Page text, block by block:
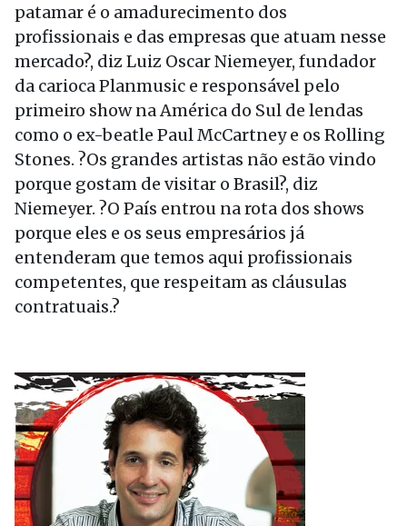
patamar é o amadurecimento dos
profissionais e das empresas que atuam nesse
mercado?, diz Luiz Oscar Niemeyer, fundador
da carioca Planmusic e responsável pelo
primeiro show na América do Sul de lendas
como o ex-beatle Paul McCartney e os Rolling
Stones. ?Os grandes artistas não estão vindo
porque gostam de visitar o Brasil?, diz
Niemeyer. ?O País entrou na rota dos shows
porque eles e os seus empresários já
entenderam que temos aqui profissionais
competentes, que respeitam as cláusulas
contratuais.?